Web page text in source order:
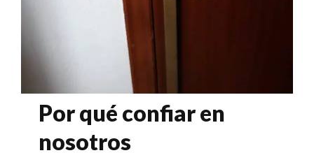
Por qué confiar en
nosotros